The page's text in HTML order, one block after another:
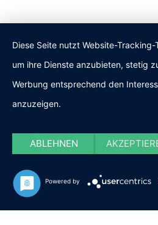
Diese Seite nutzt Website-
um ihre Dienste anzubieten, stetig
Werbung entsprechend den
anzuzeigen.
ABLEHNEN
Powered by